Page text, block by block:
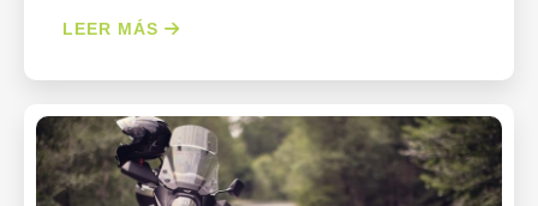
LEER MÁS